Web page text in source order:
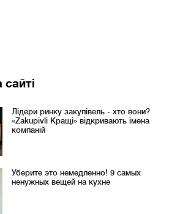
Лідери ринку закупівель - хто вони?
«Zakupivli Кращі» відкривають імена
компаній
Уберите это немедленно! 9 самых
ненужных вещей на кухне